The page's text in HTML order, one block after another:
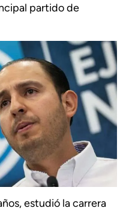
partido de
estudió la carrera